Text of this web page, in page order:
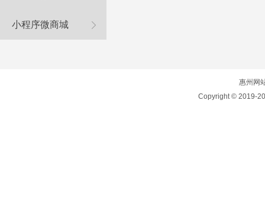
小程序微商城
惠州网
Copyright © 2019-